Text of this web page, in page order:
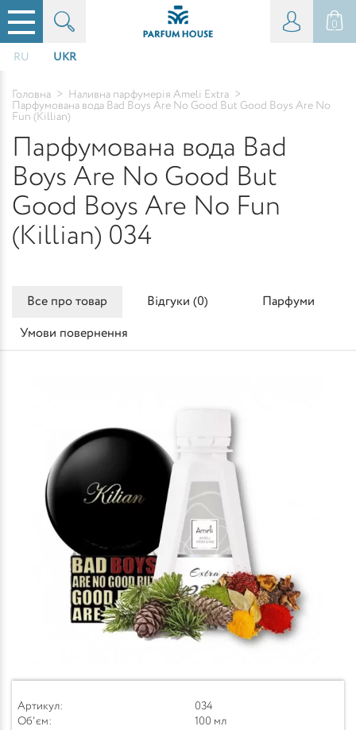
0
RU UKR
Головна > Наливна парфумерія Ameli Extra >
Парфумована вода Bad Boys Are No Good But Good Boys Are No
Fun (Killian)
Парфумована вода Bad
Boys Are No Good But
Good Boys Are No Fun
(Killian) 034
Все про товар Відгуки (0) Парфуми
Умови повернення
Артикул:
034
Об'єм:
100 мл